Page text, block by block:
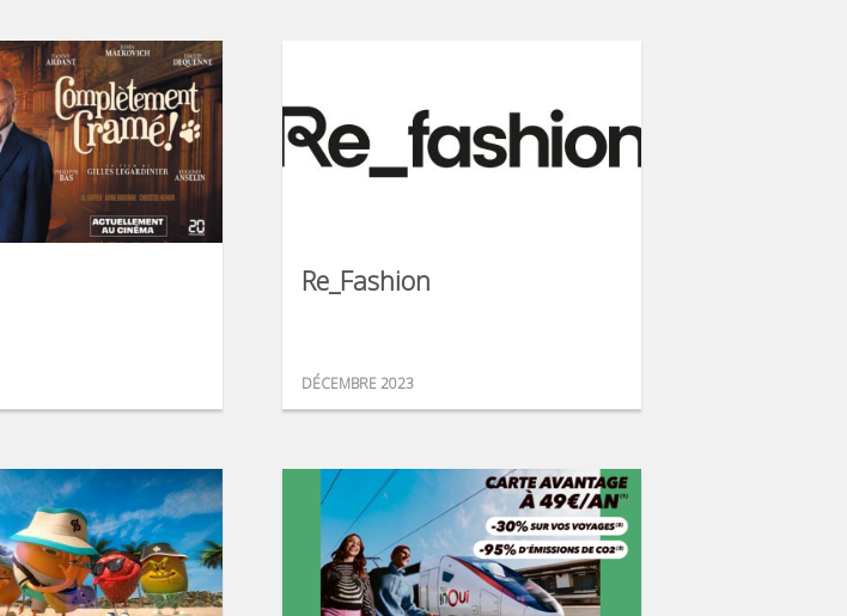
Re_Fashion
DÉCEMBRE 2023